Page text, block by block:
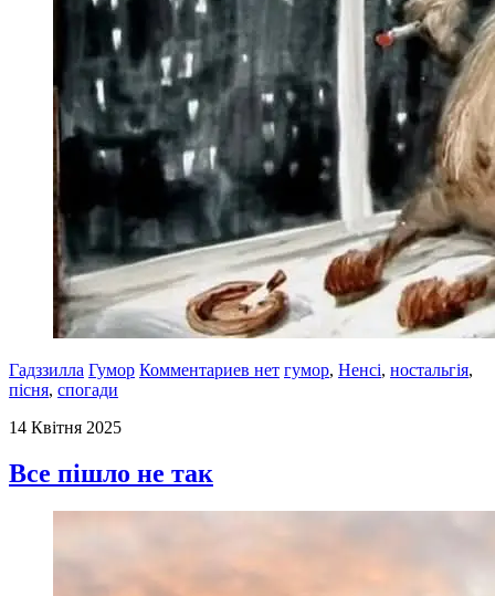
Гадззилла Гумор Комментариев нет гумор, Ненсі, ностальгія,
пісня, спогади
14 Квітня 2025
Все пішло не так